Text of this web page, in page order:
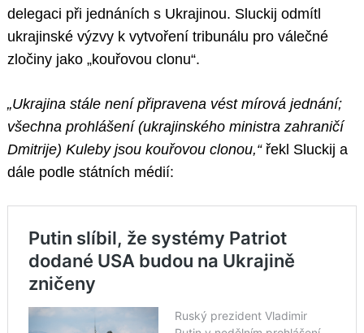
delegaci při jednáních s Ukrajinou. Sluckij odmítl
ukrajinské výzvy k vytvoření tribunálu pro válečné
zločiny jako „kouřovou clonu“.
„Ukrajina stále není připravena vést mírová jednání;
všechna prohlášení (ukrajinského ministra zahraničí
Dmitrije) Kuleby jsou kouřovou clonou,“řekl Sluckij a
dále podle státních médií: